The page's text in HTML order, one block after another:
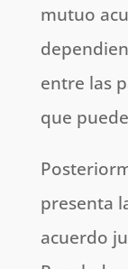
mutuo
entre las
que
presenta
acuerdo